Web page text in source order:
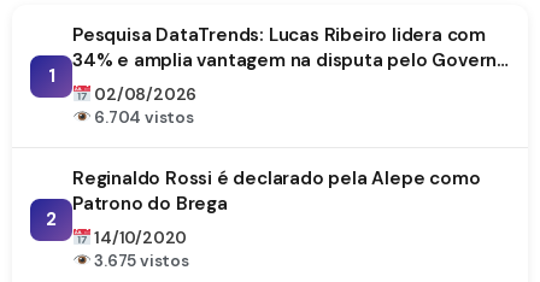
1
Pesquisa DataTrends: Lucas Ribeiro lidera com
34% e amplia vantagem na disputa pelo Governo
da Paraíba
02/08/2026
6.704 vistos
2
Reginaldo Rossi é declarado pela Alepe como
Patrono do Brega
14/10/2020
3.675 vistos